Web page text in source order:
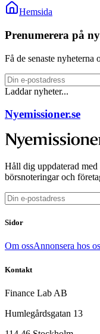
Hemsida
Prenumerera på
Få de senaste
Laddar nyheter...
Nyemissioner.se
Håll dig uppdaterad med
börsnoteringar och
Sidor
Om ossAnnonsera hos
Kontakt
Finance Lab AB
Humlegårdsgatan 13